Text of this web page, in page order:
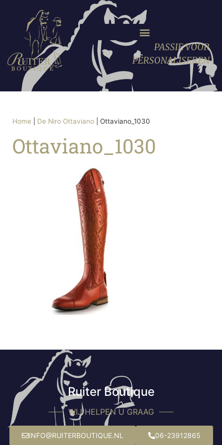
PASSIE VOOR
PERSONALISEREN
Home De Niro Ottaviano Ottaviano_1030
Ottaviano_1030
Ruiter Boutique
WIJ HELPEN U GRAAG
INFO@RUITERBOUTIQUE.NL 06-23912865